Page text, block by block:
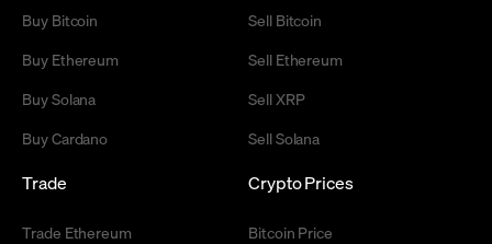
Buy Bitcoin
Buy Ethereum
Buy Solana
Buy Cardano
Sell Bitcoin
Sell Ethereum
Sell XRP
Sell Solana
Trade
Trade Ethereum
Crypto Prices
Bitcoin Price